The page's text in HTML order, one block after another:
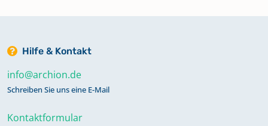
Hilfe & Kontakt
info@archion.de
Schreiben Sie uns eine E-Mail
Kontaktformular